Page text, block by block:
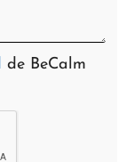
de BeCalm